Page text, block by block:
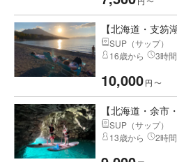
【北海道・支笏
SUP（サップ）
16歳から
3時
10,000円 〜
【北海道・余市
SUP（サップ）
13歳から
2時